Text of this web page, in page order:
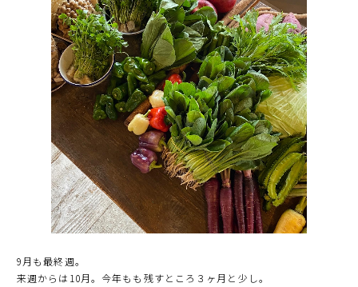
9月も最終週。
来週からは10月。今年もも残すところ３ヶ月と少し。